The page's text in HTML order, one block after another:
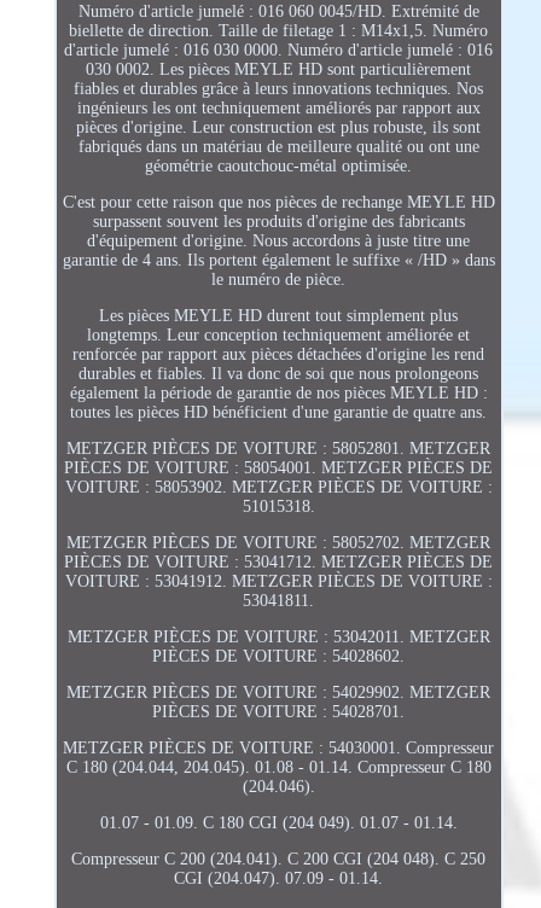
Numéro d'article jumelé : 016 060 0045/HD. Extrémité de
biellette de direction. Taille de filetage 1 : M14x1,5. Numéro
d'article jumelé : 016 030 0000. Numéro d'article jumelé : 016
030 0002. Les pièces MEYLE HD sont particulièrement
fiables et durables grâce à leurs innovations techniques. Nos
ingénieurs les ont techniquement améliorés par rapport aux
pièces d'origine. Leur construction est plus robuste, ils sont
fabriqués dans un matériau de meilleure qualité ou ont une
géométrie caoutchouc-métal optimisée.
C'est pour cette raison que nos pièces de rechange MEYLE HD
surpassent souvent les produits d'origine des fabricants
d'équipement d'origine. Nous accordons à juste titre une
garantie de 4 ans. Ils portent également le suffixe « /HD » dans
le numéro de pièce.
Les pièces MEYLE HD durent tout simplement plus
longtemps. Leur conception techniquement améliorée et
renforcée par rapport aux pièces détachées d'origine les rend
durables et fiables. Il va donc de soi que nous prolongeons
également la période de garantie de nos pièces MEYLE HD :
toutes les pièces HD bénéficient d'une garantie de quatre ans.
METZGER PIÈCES DE VOITURE : 58052801. METZGER
PIÈCES DE VOITURE : 58054001. METZGER PIÈCES DE
VOITURE : 58053902. METZGER PIÈCES DE VOITURE :
51015318.
METZGER PIÈCES DE VOITURE : 58052702. METZGER
PIÈCES DE VOITURE : 53041712. METZGER PIÈCES DE
VOITURE : 53041912. METZGER PIÈCES DE VOITURE :
53041811.
METZGER PIÈCES DE VOITURE : 53042011. METZGER
PIÈCES DE VOITURE : 54028602.
METZGER PIÈCES DE VOITURE : 54029902. METZGER
PIÈCES DE VOITURE : 54028701.
METZGER PIÈCES DE VOITURE : 54030001. Compresseur
C 180 (204.044, 204.045). 01.08 - 01.14. Compresseur C 180
(204.046).
01.07 - 01.09. C 180 CGI (204 049). 01.07 - 01.14.
Compresseur C 200 (204.041). C 200 CGI (204 048). C 250
CGI (204.047). 07.09 - 01.14.